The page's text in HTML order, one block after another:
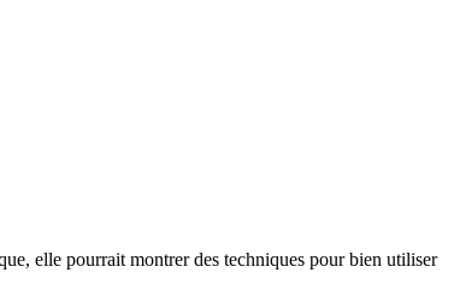
elle pourrait montrer des techniques pour bien utiliser